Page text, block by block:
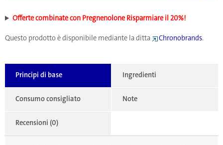
Offerte combinate con Pregnenolone Risparmiare il 20%!
Questo prodotto è disponibile mediante la ditta Chronobrands.
Principi di base Ingredienti
Consumo consigliato Note
Recensioni (0)